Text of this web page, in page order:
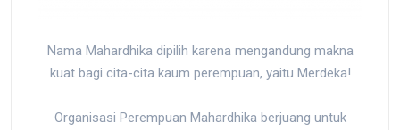
Nama Mahardhika dipilih karena mengandung makna
kuat bagi cita-cita kaum perempuan, yaitu Merdeka!
Organisasi Perempuan Mahardhika berjuang untuk